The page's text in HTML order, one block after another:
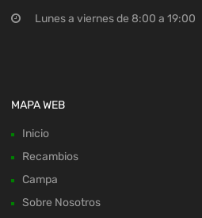
Lunes a viernes de 8:00 a 19:00
MAPA WEB
Inicio
Recambios
Campa
Sobre Nosotros